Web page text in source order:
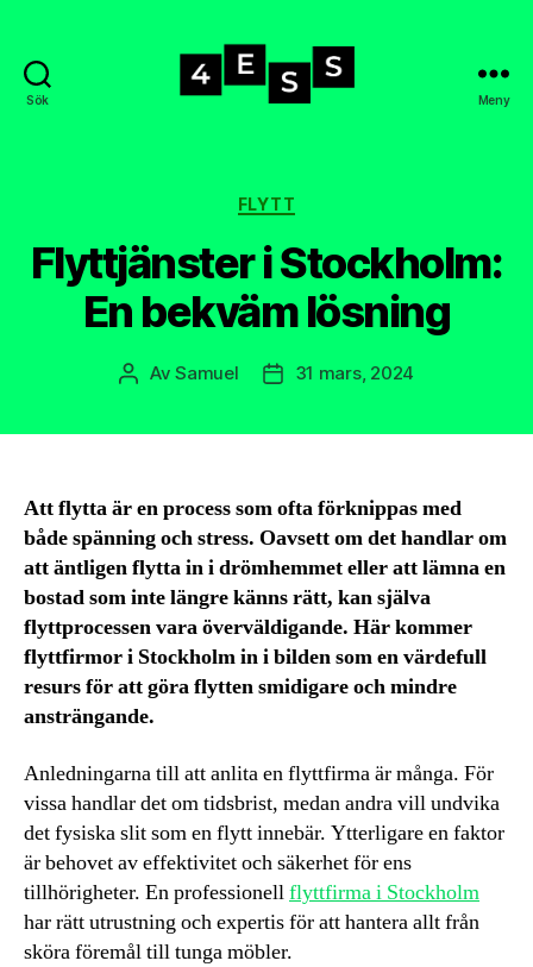
Sök Meny
Kategorier
FLYTT
Flyttjänster i Stockholm:
En bekväm lösning
Inläggsförfattare
AvSamuel Inläggsdatum
31 mars, 2024
Att flytta är en process som ofta förknippas med
både spänning och stress. Oavsett om det handlar om
att äntligen flytta in i drömhemmet eller att lämna en
bostad som inte längre känns rätt, kan själva
flyttprocessen vara överväldigande. Här kommer
flyttfirmor i Stockholm in i bilden som en värdefull
resurs för att göra flytten smidigare och mindre
ansträngande.
Anledningarna till att anlita en flyttfirma är många. För
vissa handlar det om tidsbrist, medan andra vill undvika
det fysiska slit som en flytt innebär. Ytterligare en faktor
är behovet av effektivitet och säkerhet för ens
tillhörigheter. En professionellflyttfirma i Stockholm
har rätt utrustning och expertis för att hantera allt från
sköra föremål till tunga möbler.